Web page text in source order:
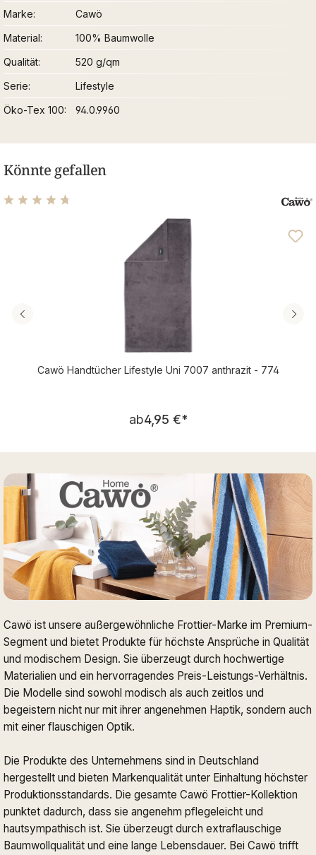
Marke
Cawö
Material
100% Baumwolle
Qualität
520 g/qm
Serie
Lifestyle
Öko-Tex 100
94.0.9960
Könnte gefallen
Durchschnittliche Bewertung von 4.76 von 5 Sternen
Cawö Handtücher Lifestyle Uni 7007 anthrazit - 774
Regulärer Preis:
ab4,95 €*
Cawö ist unsere außergewöhnliche Frottier-Marke im Premium-
Segment und bietet Produkte für höchste Ansprüche in Qualität
und modischem Design. Sie überzeugt durch hochwertige
Materialien und ein hervorragendes Preis-Leistungs-Verhältnis.
Die Modelle sind sowohl modisch als auch zeitlos und
begeistern nicht nur mit ihrer angenehmen Haptik, sondern auch
mit einer flauschigen Optik.
Die Produkte des Unternehmens sind in Deutschland
hergestellt und bieten Markenqualität unter Einhaltung höchster
Produktionsstandards. Die gesamte Cawö Frottier-Kollektion
punktet dadurch, dass sie angenehm pflegeleicht und
hautsympathisch ist. Sie überzeugt durch extraflauschige
Baumwollqualität und eine lange Lebensdauer. Bei Cawö trifft